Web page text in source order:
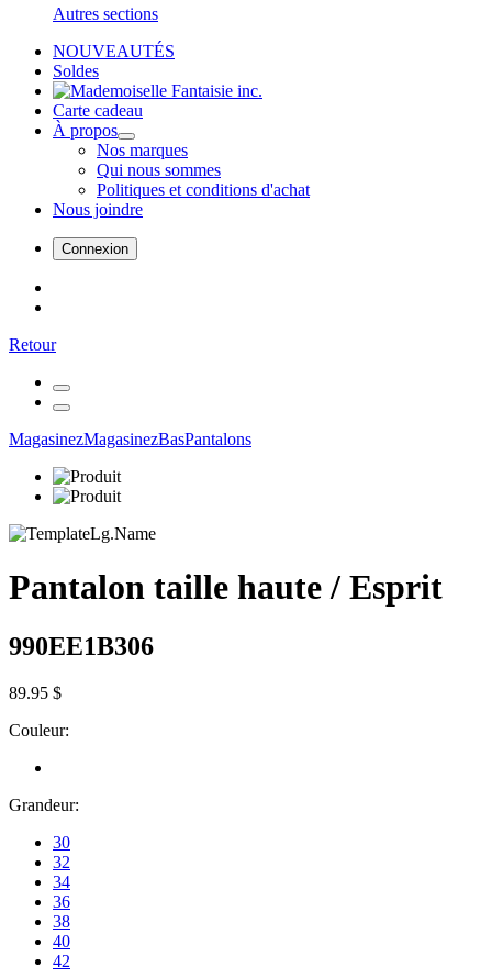
Autres sections
NOUVEAUTÉS
Soldes
Carte cadeau
À propos
Nos marques
Qui nous sommes
Politiques et conditions d'achat
Nous joindre
Connexion
Retour
MagasinezMagasinezBasPantalons
Pantalon taille haute / Esprit
990EE1B306
89.95 $
Couleur:
Grandeur:
30
32
34
36
38
40
42